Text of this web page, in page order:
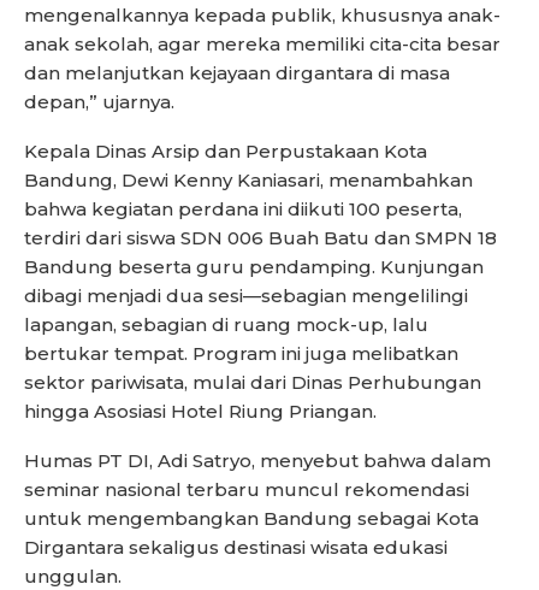
mengenalkannya kepada publik, khususnya anak-
anak sekolah, agar mereka memiliki cita-cita besar
dan melanjutkan kejayaan dirgantara di masa
depan,” ujarnya.
Kepala Dinas Arsip dan Perpustakaan Kota
Bandung, Dewi Kenny Kaniasari, menambahkan
bahwa kegiatan perdana ini diikuti 100 peserta,
terdiri dari siswa SDN 006 Buah Batu dan SMPN 18
Bandung beserta guru pendamping. Kunjungan
dibagi menjadi dua sesi—sebagian mengelilingi
lapangan, sebagian di ruang mock-up, lalu
bertukar tempat. Program ini juga melibatkan
sektor pariwisata, mulai dari Dinas Perhubungan
hingga Asosiasi Hotel Riung Priangan.
Humas PT DI, Adi Satryo, menyebut bahwa dalam
seminar nasional terbaru muncul rekomendasi
untuk mengembangkan Bandung sebagai Kota
Dirgantara sekaligus destinasi wisata edukasi
unggulan.